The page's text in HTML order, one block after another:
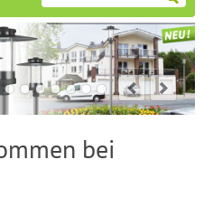
bei